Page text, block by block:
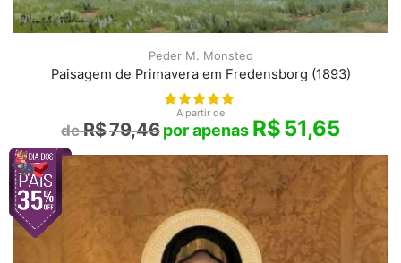
Peder M. Monsted
Paisagem de Primavera em Fredensborg (1893)
A partir de
R$79,46 R$51,65